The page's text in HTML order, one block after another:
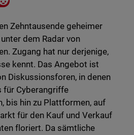
Zehntausende geheimer
dem Radar von
Zugang hat nur derjenige,
kennt. Das Angebot ist
Diskussionsforen, in denen
für Cyberangriffe
bis hin zu Plattformen, auf
für den Kauf und Verkauf
floriert. Da sämtliche